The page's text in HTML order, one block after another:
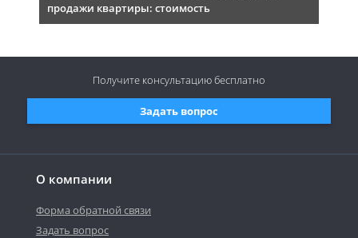
продажи квартиры: стоимость
О компании
Форма обратной связи
Задать вопрос
Задать вопрос
Получите консультациюбесплатно